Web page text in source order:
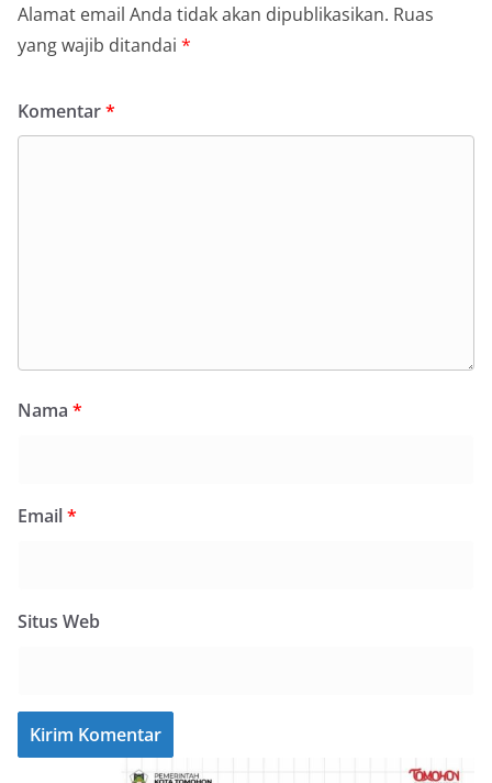
Alamat email Anda tidak akan dipublikasikan. Ruas
yang wajib ditandai *
Komentar*
Nama *
Email*
Situs Web